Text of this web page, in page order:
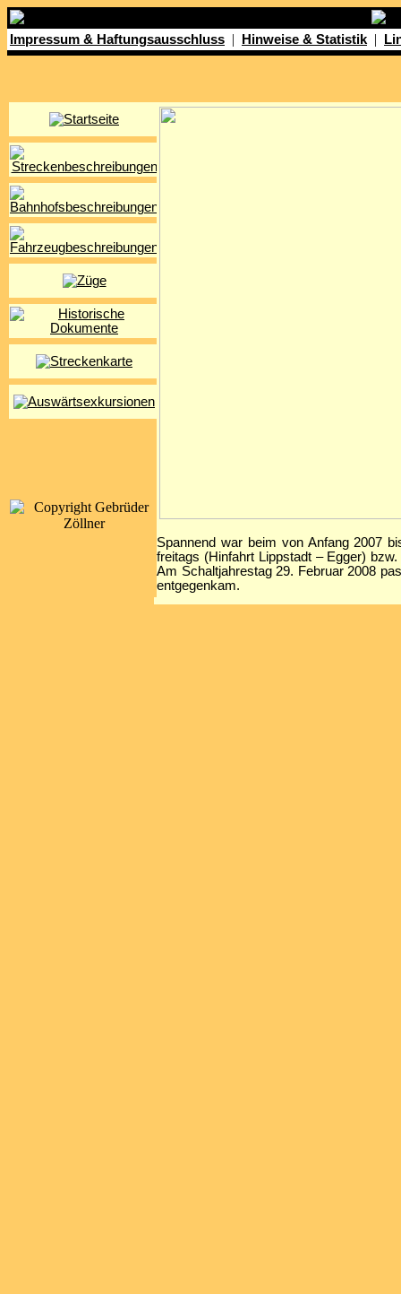
Impressum & Haftungsausschluss | Hinweise & Statistik |
Spannend war beim von Anfang 2007
freitags (Hinfahrt Lippstadt – Egger)
Am Schaltjahrestag 29. Februar 2008
entgegenkam.